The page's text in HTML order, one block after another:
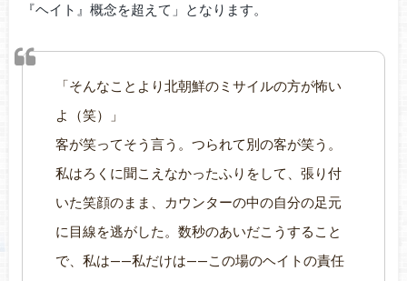
『ヘイト』概念を超えて」となります。
「そんなことより北朝鮮のミサイルの方が怖い
よ（笑）」
客が笑ってそう言う。つられて別の客が笑う。
私はろくに聞こえなかったふりをして、張り付
いた笑顔のまま、カウンターの中の自分の足元
に目線を逃がした。数秒のあいだこうすること
で、私は——私だけは——この場のヘイトの責任